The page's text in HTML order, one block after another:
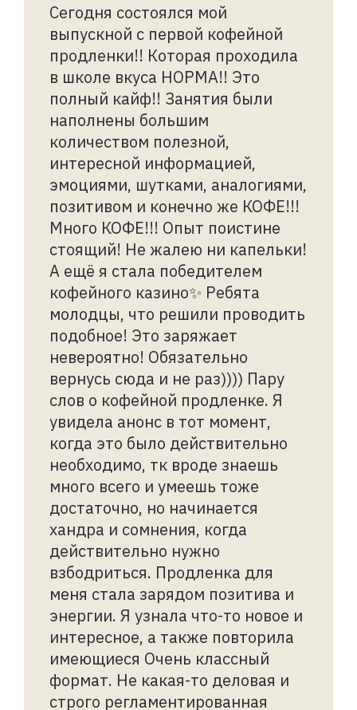
Сегодня состоялся мой
выпускной с первой кофейной
продленки!! Которая проходила
в школе вкуса НОРМА!! Это
полный кайф!! Занятия были
наполнены большим
количеством полезной,
интересной информацией,
эмоциями, шутками, аналогиями,
позитивом и конечно же КОФЕ!!!
Много КОФЕ!!! Опыт поистине
стоящий! Не жалею ни капельки!
А ещё я стала победителем
кофейного казино✨ Ребята
молодцы, что решили проводить
подобное! Это заряжает
невероятно! Обязательно
вернусь сюда и не раз)))) Пару
слов о кофейной продленке. Я
увидела анонс в тот момент,
когда это было действительно
необходимо, тк вроде знаешь
много всего и умеешь тоже
достаточно, но начинается
хандра и сомнения, когда
действительно нужно
взбодриться. Продленка для
меня стала зарядом позитива и
энергии. Я узнала что-то новое и
интересное, а также повторила
имеющиеся Очень классный
формат. Не какая-то деловая и
строго регламентированная